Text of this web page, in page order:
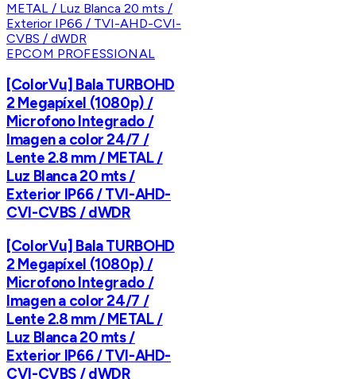
EPCOM PROFESSIONAL
[ColorVu] Bala TURBOHD
2 Megapíxel (1080p) /
Microfono Integrado /
Imagen a color 24/7 /
Lente 2.8 mm / METAL /
Luz Blanca 20 mts /
Exterior IP66 / TVI-AHD-
CVI-CVBS / dWDR
[ColorVu] Bala TURBOHD
2 Megapíxel (1080p) /
Microfono Integrado /
Imagen a color 24/7 /
Lente 2.8 mm / METAL /
Luz Blanca 20 mts /
Exterior IP66 / TVI-AHD-
CVI-CVBS / dWDR